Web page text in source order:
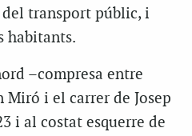
transport públic, i
habitants.
–compresa entre
Miró i el carrer de Josep
i al costat esquerre de